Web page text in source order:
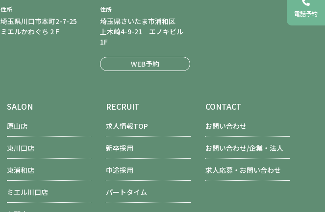
電話予約
住所
埼玉県川口市本町2-7-25
ミエルかわぐち 2Ｆ
住所
埼玉県さいたま市浦和区
上木崎4-9-21 エノキビル
1F
WEB予約
SALON
原山店
東川口店
東浦和店
ミエル川口店
RECRUIT
求人情報TOP
新卒採用
中途採用
パートタイム
CONTACT
お問い合わせ
お問い合わせ/企業・法人
求人応募・お問い合わせ